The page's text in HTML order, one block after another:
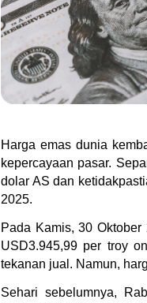
Harga emas dunia
kepercayaan pasar.
dolar AS dan
2025.
Pada Kamis, 30
USD3.945,99 per troy
tekanan jual. Namun,
Sehari sebelumnya,